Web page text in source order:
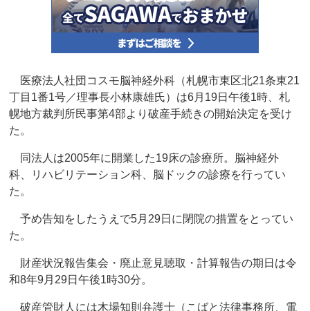
医療法人社団コスモ脳神経外科（札幌市東区北21条東21
丁目1番1号／理事長小林康雄氏）は6月19日午後1時、札
幌地方裁判所民事第4部より破産手続きの開始決定を受け
た。
同法人は2005年に開業した19床の診療所。脳神経外
科、リハビリテーション科、脳ドックの診療を行ってい
た。
予め告知をしたうえで5月29日に閉院の措置をとってい
た。
財産状況報告集会・廃止意見聴取・計算報告の期日は令
和8年9月29日午後1時30分。
破産管財人には木場知則弁護士（こばと法律事務所、電